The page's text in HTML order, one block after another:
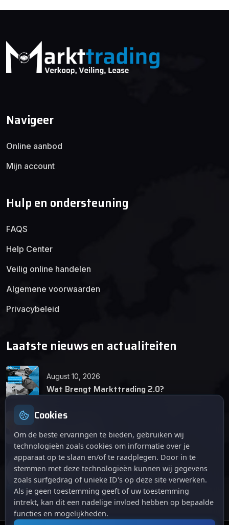
Navigeer
Online aanbod
Mijn account
Hulp en ondersteuning
FAQS
Help Center
Veilig online handelen
Algemene voorwaarden
Privacybeleid
Laatste nieuws en actualiteiten
August 10, 2026
Wat Brengt Markttrading 2.0?
Tips en Tricks
April 12, 2026
De opkomst van Markttrading 2.0: Een
revolutie in online handelen.
Cookies
Om de beste ervaringen te bieden, gebruiken wij
technologieën zoals cookies om informatie over je
apparaat op te slaan en/of te raadplegen. Door in te
stemmen met deze technologieën kunnen wij gegevens
zoals surfgedrag of unieke ID's op deze site verwerken.
Als je geen toestemming geeft of uw toestemming
intrekt, kan dit een nadelige invloed hebben op bepaalde
functies en mogelijkheden.